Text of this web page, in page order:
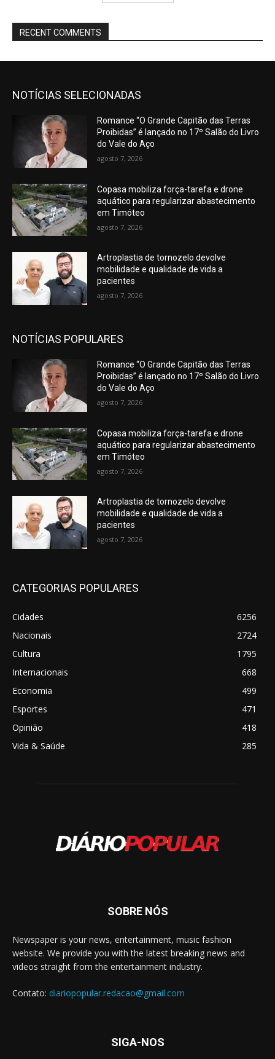
RECENT COMMENTS
NOTÍCIAS SELECIONADAS
Romance “O Grande Capitão das Terras
Proibidas” é lançado no 17º Salão do Livro
do Vale do Aço
agosto 7, 2026
Copasa mobiliza força-tarefa e drone
aquático para regularizar abastecimento
em Timóteo
agosto 7, 2026
Artroplastia de tornozelo devolve
mobilidade e qualidade de vida a
pacientes
agosto 7, 2026
NOTÍCIAS POPULARES
Romance “O Grande Capitão das Terras
Proibidas” é lançado no 17º Salão do Livro
do Vale do Aço
agosto 7, 2026
Copasa mobiliza força-tarefa e drone
aquático para regularizar abastecimento
em Timóteo
agosto 7, 2026
Artroplastia de tornozelo devolve
mobilidade e qualidade de vida a
pacientes
agosto 7, 2026
CATEGORIAS POPULARES
Cidades
6256
Nacionais
2724
Cultura
1795
Internacionais
668
Economia
499
Esportes
471
Opinião
418
Vida & Saúde
285
SOBRE NÓS
Newspaper is your news, entertainment, music fashion
website. We provide you with the latest breaking news and
videos straight from the entertainment industry.
Contato: diariopopular.redacao@gmail.com
SIGA-NOS